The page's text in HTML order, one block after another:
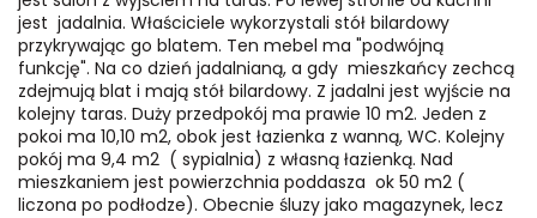
jest jadalnia. Właściciele wykorzystali stół bilardowy
przykrywając go blatem. Ten mebel ma "podwójną
funkcję". Na co dzień jadalnianą, a gdy mieszkańcy zechcą
zdejmują blat i mają stół bilardowy. Z jadalni jest wyjście na
kolejny taras. Duży przedpokój ma prawie 10 m2. Jeden z
pokoi ma 10,10 m2, obok jest łazienka z wanną, WC. Kolejny
pokój ma 9,4 m2 ( sypialnia) z własną łazienką. Nad
mieszkaniem jest powierzchnia poddasza ok 50 m2 (
liczona po podłodze). Obecnie śluzy jako magazynek, lecz